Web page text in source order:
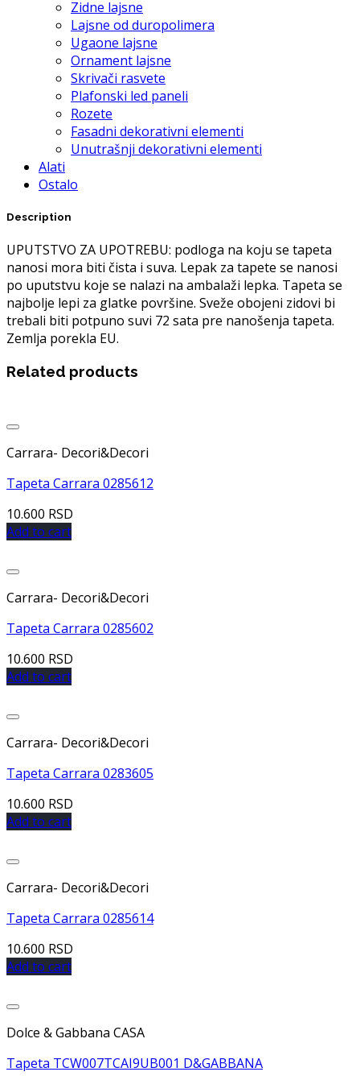
Zidne lajsne
Lajsne od duropolimera
Ugaone lajsne
Ornament lajsne
Skrivači rasvete
Plafonski led paneli
Rozete
Fasadni dekorativni elementi
Unutrašnji dekorativni elementi
Alati
Ostalo
Description
UPUTSTVO ZA UPOTREBU: podloga na koju se tapeta
nanosi mora biti čista i suva. Lepak za tapete se nanosi
po uputstvu koje se nalazi na ambalaži lepka. Tapeta se
najbolje lepi za glatke površine. Sveže obojeni zidovi bi
trebali biti potpuno suvi 72 sata pre nanošenja tapeta.
Zemlja porekla EU.
Related products
Carrara- Decori&Decori
Tapeta Carrara 0285612
10.600 RSD
Add to cart
Carrara- Decori&Decori
Tapeta Carrara 0285602
10.600 RSD
Add to cart
Carrara- Decori&Decori
Tapeta Carrara 0283605
10.600 RSD
Add to cart
Carrara- Decori&Decori
Tapeta Carrara 0285614
10.600 RSD
Add to cart
Dolce & Gabbana CASA
Tapeta TCW007TCAI9UB001 D&GABBANA